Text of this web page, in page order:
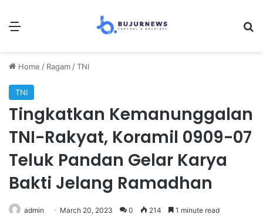
Home / Ragam /TNI
TNI
Tingkatkan Kemanunggalan
TNI-Rakyat, Koramil 0909-07
Teluk Pandan Gelar Karya
Bakti Jelang Ramadhan
admin March 20, 2023 0 214 1 minute read